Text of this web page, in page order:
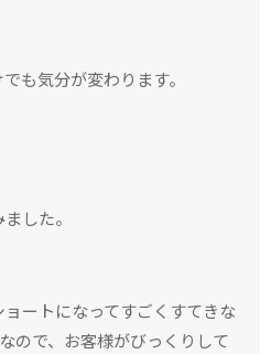
も気分が変わります。
した。
ートになってすごくすてきな
ので、お客様がびっくりして